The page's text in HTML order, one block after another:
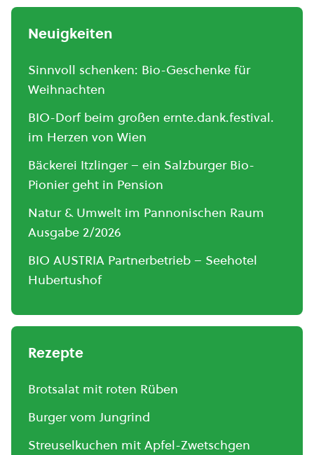
Neuigkeiten
Sinnvoll schenken: Bio-Geschenke für
Weihnachten
BIO-Dorf beim großen ernte.dank.festival.
im Herzen von Wien
Bäckerei Itzlinger – ein Salzburger Bio-
Pionier geht in Pension
Natur & Umwelt im Pannonischen Raum
Ausgabe 2/2026
BIO AUSTRIA Partnerbetrieb – Seehotel
Hubertushof
Rezepte
Brotsalat mit roten Rüben
Burger vom Jungrind
Streuselkuchen mit Apfel-Zwetschgen